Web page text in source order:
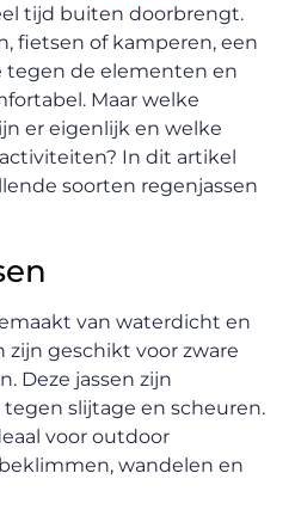
tijd buiten doorbrengt.
fietsen of kamperen, een
tegen de elementen en
Maar welke
er eigenlijk en welke
In dit artikel
soorten regenjassen
van waterdicht en
zijn geschikt voor zware
Deze jassen zijn
slijtage en scheuren.
voor outdoor
wandelen en